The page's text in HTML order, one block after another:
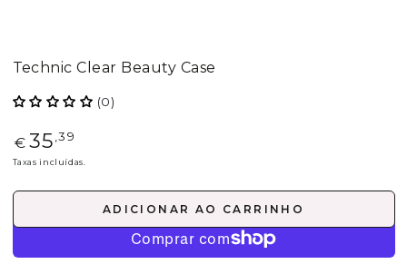
Technic Clear Beauty Case
(0)
Preço
regular
€ 35 ,39
Taxas incluídas.
ADICIONAR AO CARRINHO